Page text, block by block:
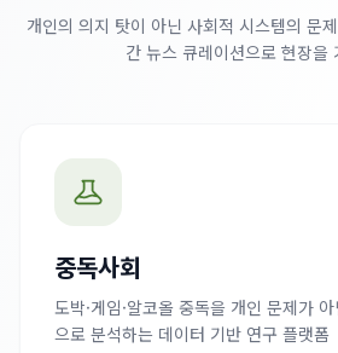
개인의 의지 탓이 아닌 사회적 시스템의 문
간 뉴스 큐레이션으로 현장을
중독사회
도박·게임·알코올 중독을 개인 문제가
으로 분석하는 데이터 기반 연구 플랫폼